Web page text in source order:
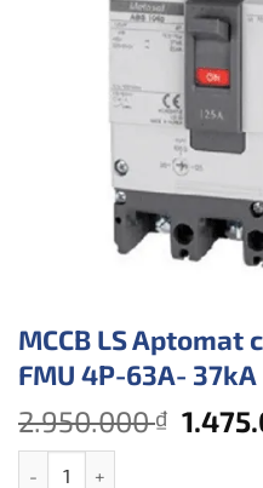
MCCB LS Aptomat
FMU 4P-63A- 37kA
2.950.000₫ Giá